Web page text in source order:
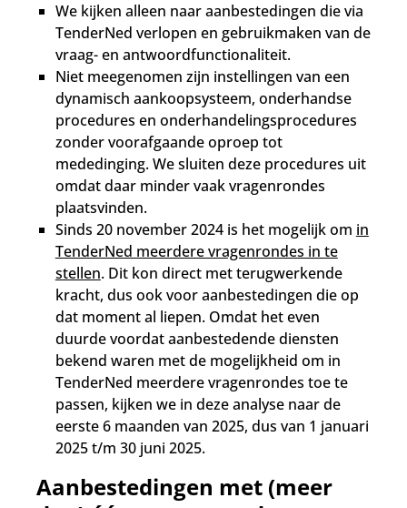
We kijken alleen naar aanbestedingen die via
TenderNed verlopen en gebruikmaken van de
vraag- en antwoordfunctionaliteit.
Niet meegenomen zijn instellingen van een
dynamisch aankoopsysteem, onderhandse
procedures en onderhandelingsprocedures
zonder voorafgaande oproep tot
mededinging. We sluiten deze procedures uit
omdat daar minder vaak vragenrondes
plaatsvinden.
Sinds 20 november 2024 is het mogelijk om in
TenderNed meerdere vragenrondes in te
stellen. Dit kon direct met terugwerkende
kracht, dus ook voor aanbestedingen die op
dat moment al liepen. Omdat het even
duurde voordat aanbestedende diensten
bekend waren met de mogelijkheid om in
TenderNed meerdere vragenrondes toe te
passen, kijken we in deze analyse naar de
eerste 6 maanden van 2025, dus van 1 januari
2025 t/m 30 juni 2025.
Aanbestedingen met (meer